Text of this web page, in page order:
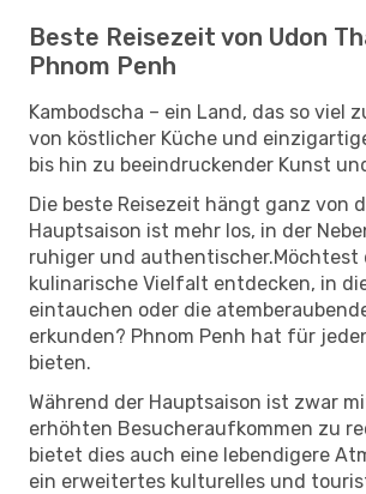
Beste Reisezeit von Udon
Phnom Penh
Kambodscha – ein Land, das so viel
von köstlicher Küche und
bis hin zu beeindruckender Kunst
Die beste Reisezeit hängt ganz von
Hauptsaison ist mehr los, in der
ruhiger und authentischer.Möchtest
kulinarische Vielfalt entdecken, in
eintauchen oder die
erkunden? Phnom Penh hat für
bieten.
Während der Hauptsaison ist zwar
erhöhten Besucheraufkommen zu
bietet dies auch eine lebendigere
ein erweitertes kulturelles und